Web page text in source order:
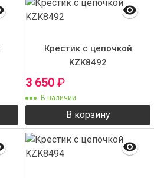
Крестик с цепочкой
KZK8492
3 650 ₽
В наличии
В корзину